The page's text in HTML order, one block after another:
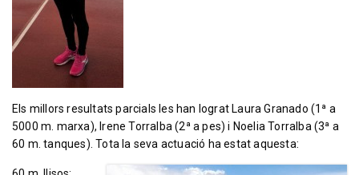
Els millors resultats parcials les han lograt Laura Granado (1ª a
5000 m. marxa), Irene Torralba (2ª a pes) i Noelia Torralba (3ª a
60 m. tanques). Tota la seva actuació ha estat aquesta: